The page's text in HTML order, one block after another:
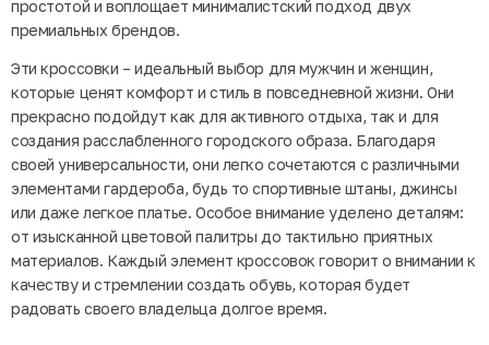
простотой и воплощает минималистский подход двух
премиальных брендов.
Эти кроссовки – идеальный выбор для мужчин и женщин,
которые ценят комфорт и стиль в повседневной жизни. Они
прекрасно подойдут как для активного отдыха, так и для
создания расслабленного городского образа. Благодаря
своей универсальности, они легко сочетаются с различными
элементами гардероба, будь то спортивные штаны, джинсы
или даже легкое платье. Особое внимание уделено деталям:
от изысканной цветовой палитры до тактильно приятных
материалов. Каждый элемент кроссовок говорит о внимании к
качеству и стремлении создать обувь, которая будет
радовать своего владельца долгое время.